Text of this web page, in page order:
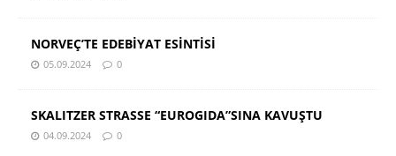
NORVEÇ’TE EDEBİYAT ESİNTİSİ
05.09.2024 0
SKALITZER STRASSE “EUROGIDA”SINA KAVUŞTU
04.09.2024 0